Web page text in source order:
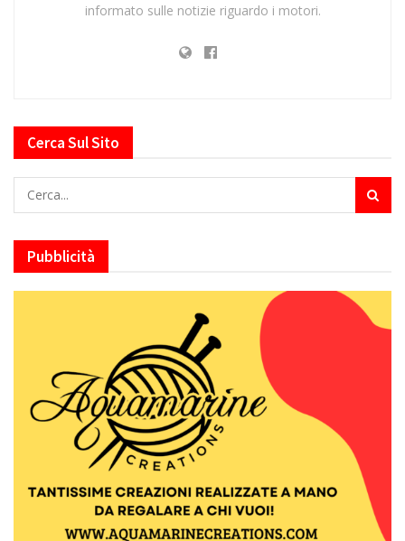
informato sulle notizie riguardo i motori.
Cerca Sul Sito
Pubblicità